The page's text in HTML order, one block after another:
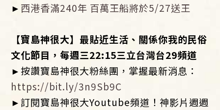
► 西港香滿240年 百萬王船將於5/27送王
​【寶島神很大】最貼近生活、關係你我的民俗
文化節目，每週三22:15三立台灣台29頻道
►按讚寶島神很大粉絲團，掌握最新消息：
https://bit.ly/3n9Sb9C
►訂閱寶島神很大Youtube頻道！神影片週週